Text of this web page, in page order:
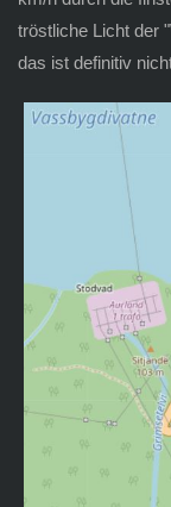
tröstliche Licht der
das ist definitiv